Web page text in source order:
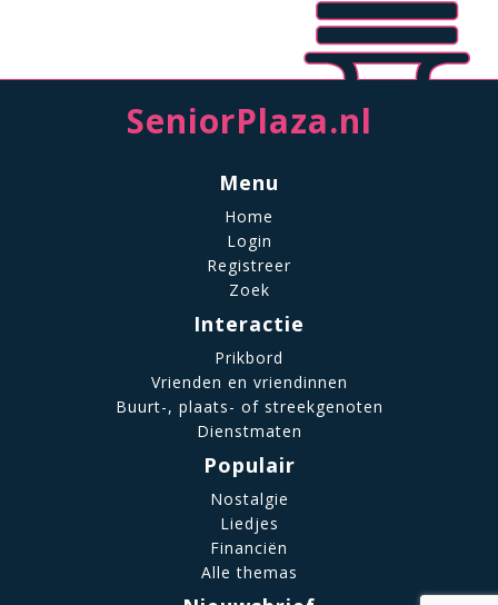
SeniorPlaza.nl
Menu
Home
Login
Registreer
Zoek
Interactie
Prikbord
Vrienden en vriendinnen
Buurt-, plaats- of streekgenoten
Dienstmaten
Populair
Nostalgie
Liedjes
Financiën
Alle themas